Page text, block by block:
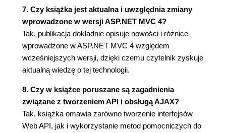
Użycie automatycznie implementowanych
właściwości (86)
Użycie inicjalizatorów obiektów i kolekcji (89)
Użycie metod rozszerzających (91)
Stosowanie metod rozszerzających do
interfejsów (93)
(95)
Użycie wyrażeń lambda (97)
Automatyczne wnioskowanie typów (100)
Użycie typów anonimowych (100)
7. Czy książka jest aktualna i uwzględnia zmiany
wprowadzone w wersji ASP.NET MVC 4?
Tak, publikacja dokładnie opisuje nowości i różnice
wprowadzone w ASP.NET MVC 4 względem
wcześniejszych wersji, dzięki czemu czytelnik zyskuje
aktualną wiedzę o tej technologii.
8. Czy w książce poruszane są zagadnienia
związane z tworzeniem API i obsługą AJAX?
Tak, książka omawia zarówno tworzenie interfejsów
Web API, jak i wykorzystanie metod pomocniczych do